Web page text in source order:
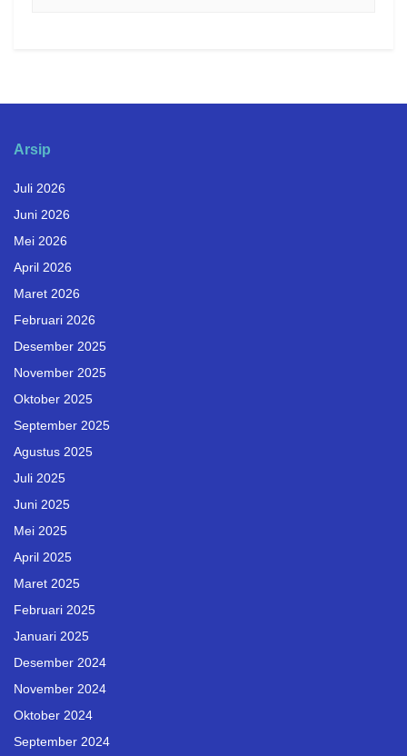
Arsip
Juli 2026
Juni 2026
Mei 2026
April 2026
Maret 2026
Februari 2026
Desember 2025
November 2025
Oktober 2025
September 2025
Agustus 2025
Juli 2025
Juni 2025
Mei 2025
April 2025
Maret 2025
Februari 2025
Januari 2025
Desember 2024
November 2024
Oktober 2024
September 2024